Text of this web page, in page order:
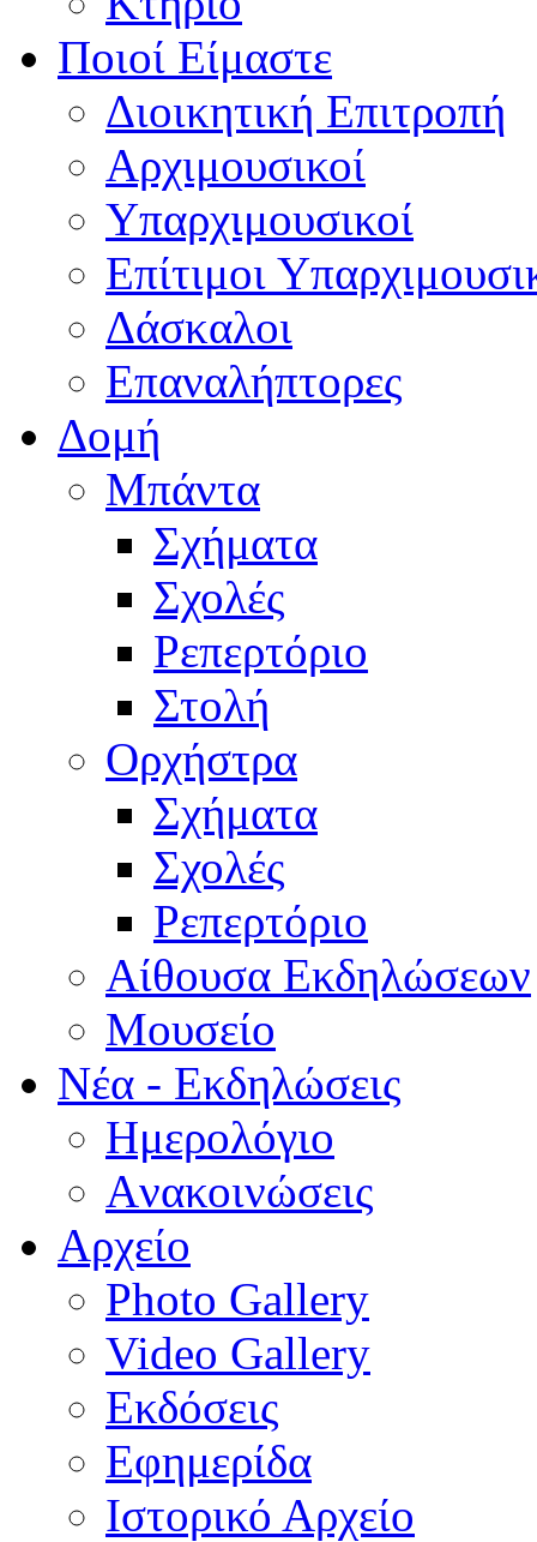
Ποιοί Είμαστε
Διοικητική Επιτροπή
Aρχιμουσικοί
Υπαρχιμουσικοί
Επίτιμοι
Δάσκαλοι
Επαναλήπτορες
Δομή
Μπάντα
Σχήματα
Σχολές
Ρεπερτόριο
Στολή
Ορχήστρα
Σχήματα
Σχολές
Ρεπερτόριο
Aίθουσα Εκδηλώσεων
Μουσείο
Νέα - Εκδηλώσεις
Ημερολόγιο
Aνακοινώσεις
Αρχείο
Photo Gallery
Video Gallery
Εκδόσεις
Εφημερίδα
Ιστορικό Αρχείο